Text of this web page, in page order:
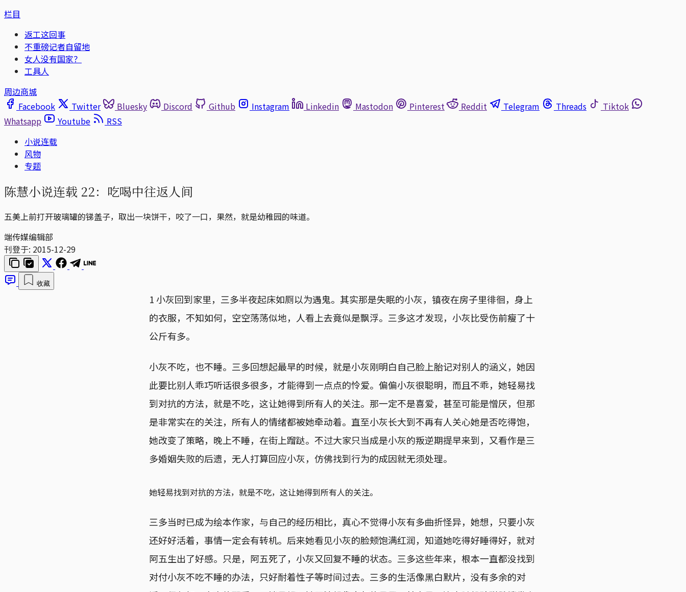
栏目
返工这回事
不重磅记者自留地
女人没有国家？
工具人
周边商城
Facebook
Twitter Bluesky Discord Github Instagram Linkedin Mastodon Pinterest Reddit Telegram Threads
Tiktok
Whatsapp
Youtube
RSS
小说连载
风物
专题
陈慧小说连载 22：吃喝中往返人间
五美上前打开玻璃罐的锑盖子，取出一块饼干，咬了一口，果然，就是幼稚园的味道。
端传媒编辑部
刊登于: 2015-12-29
收藏
1 小灰回到家里，三多半夜起床如厕以为遇鬼。其实那是失眠的小灰，镇夜在房子里徘徊，身上
的衣服，不知如何，空空荡荡似地，人看上去竟似是飘浮。三多这才发现，小灰比受伤前瘦了十
公斤有多。
小灰不吃，也不睡。三多回想起最早的时候，就是小灰刚明白自己脸上胎记对别人的涵义，她因
此要比别人乖巧听话很多很多，才能得到一点点的怜爱。偏偏小灰很聪明，而且不乖，她轻易找
到对抗的方法，就是不吃，这让她得到所有人的关注。那一定不是喜爱，甚至可能是憎厌，但那
是非常实在的关注，所有人的情绪都被她牵动着。直至小灰长大到不再有人关心她是否吃得饱，
她改变了策略，晚上不睡，在街上蹓跶。不过大家只当成是小灰的叛逆期提早来到，又看作是三
多婚姻失败的后遗，无人打算回应小灰，仿佛找到行为的成因就无须处理。
她轻易找到对抗的方法，就是不吃，这让她得到所有人的关注。
三多当时已成为绘本作家，与自己的经历相比，真心不觉得小灰有多曲折怪异，她想，只要小灰
还好好活着，事情一定会有转机。后来她看见小灰的脸颊饱满红润，知道她吃得好睡得好，就对
阿五生出了好感。只是，阿五死了，小灰又回复不睡的状态。三多这些年来，根本一直都没找到
对付小灰不吃不睡的办法，只好耐着性子等时间过去。三多的生活像黑白默片，没有多余的对